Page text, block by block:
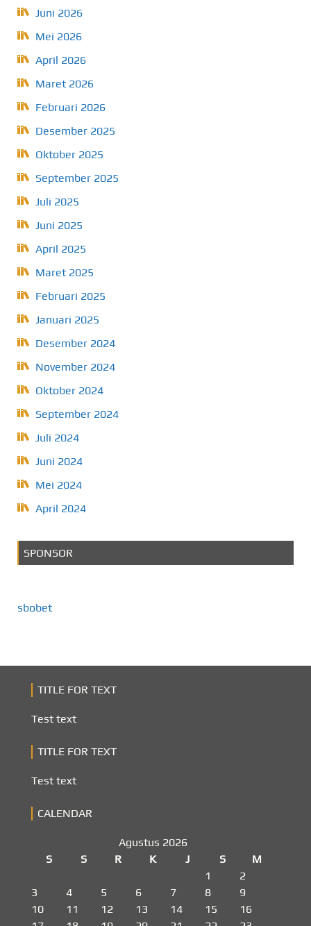
Juni 2026
Mei 2026
April 2026
Maret 2026
Februari 2026
Desember 2025
Oktober 2025
September 2025
Juli 2025
Juni 2025
April 2025
Maret 2025
Februari 2025
Januari 2025
Desember 2024
November 2024
Oktober 2024
September 2024
Juli 2024
Juni 2024
Mei 2024
April 2024
SPONSOR
sbobet
TITLE FOR TEXT
Test text
TITLE FOR TEXT
Test text
CALENDAR
Agustus 2026
S
S R K J S
M
1
2
3
4 5 6 7 8
9
10
11 12 13 14 15
16